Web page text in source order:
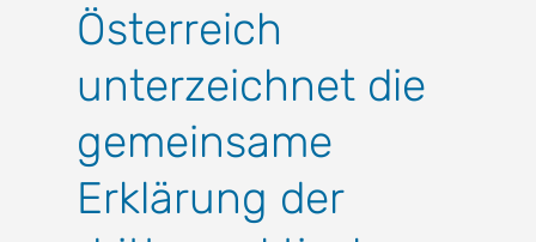
Österreich
unterzeichnet die
gemeinsame
Erklärung der